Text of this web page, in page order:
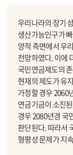
우리나라의 장기
생산가능인구가
양적 측면에서 우
전망하였다. 이에
국민연금제도의
현재의 제도가 유
가정할 경우 2060
연금기금이 소진
경우 2080년경 국
판단된다. 따라서
형평성 문제가 지